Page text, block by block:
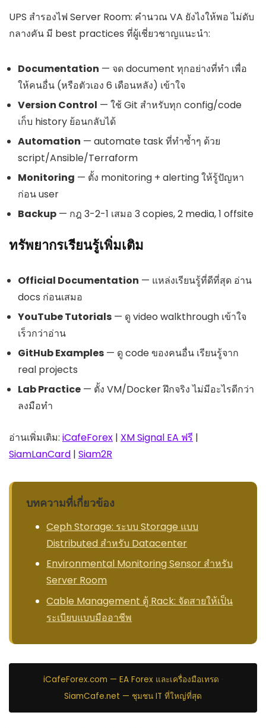
UPS สำรองไฟ Server Room: คำนวณ VA ยังไงให้พอ ไม่ดับ
กลางคัน มี best practices ที่ผู้เชี่ยวชาญแนะนำ:
Documentation — จด document ทุกอย่างที่ทำ เพื่อ
ให้คนอื่น (หรือตัวเอง 6 เดือนหลัง) เข้าใจ
Version Control — ใช้ Git สำหรับทุก config/code
เก็บ history ย้อนกลับได้
Automation — automate task ที่ทำซ้ำๆ ด้วย
script/Ansible/Terraform
Monitoring — ตั้ง monitoring + alerting ให้รู้ปัญหา
ก่อน user
Backup — กฎ 3-2-1 เสมอ 3 copies, 2 media, 1 offsite
ทรัพยากรเรียนรู้เพิ่มเติม
Official Documentation — แหล่งเรียนรู้ที่ดีที่สุด อ่าน
docs ก่อนเสมอ
YouTube Tutorials — ดู video walkthrough เข้าใจ
เร็วกว่าอ่าน
GitHub Examples — ดู code ของคนอื่น เรียนรู้จาก
real projects
Lab Practice — ตั้ง VM/Docker ฝึกจริง ไม่มีอะไรดีกว่า
ลงมือทำ
อ่านเพิ่มเติม: iCafeForex | XM Signal EA ฟรี |
SiamLanCard | Siam2R
บทความที่เกี่ยวข้อง
Ceph Storage: ระบบ Storage แบบ
Distributed สำหรับ Datacenter
Environmental Monitoring Sensor สำหรับ
Server Room
Cable Management ตู้ Rack: จัดสายให้เป็น
ระเบียบแบบมืออาชีพ
iCafeForex.com — EA Forex และเครื่องมือเทรด ·
SiamCafe.net — ชุมชน IT ที่ใหญ่ที่สุด